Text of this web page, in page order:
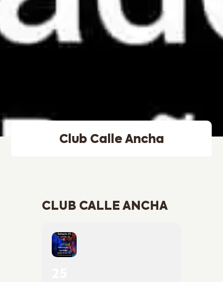
Club Calle Ancha
CLUB CALLE ANCHA